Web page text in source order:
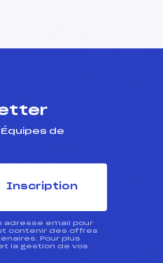
de
Inscription
adresse email pour
contenir des offres
Pour plus
la gestion de vos